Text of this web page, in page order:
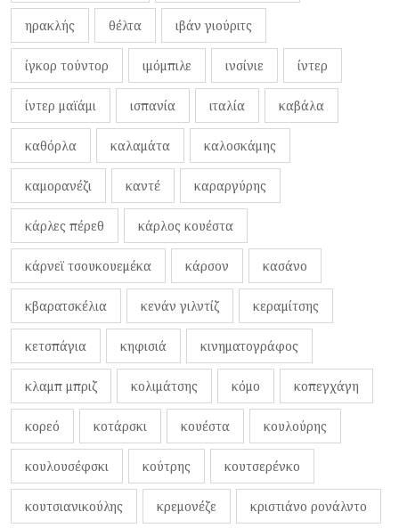
ηρακλής θέλτα ιβάν γιούριτς
ίγκορ τούντορ ιμόμπιλε ινσίνιε ίντερ
ίντερ μαϊάμι ισπανία ιταλία καβάλα
καθόρλα καλαμάτα καλοσκάμης
καμορανέζι καντέ καραργύρης
κάρλες πέρεθ κάρλος κουέστα
κάρνεϊ τσουκουεμέκα κάρσον κασάνο
κβαρατσκέλια κενάν γιλντίζ κεραμίτσης
κετσπάγια κηφισιά κινηματογράφος
κλαμπ μπριζ κολιμάτσης κόμο κοπεγχάγη
κορεό κοτάρσκι κουέστα κουλούρης
κουλουσέφσκι κούτρης κουτσερένκο
κουτσιανικούλης κρεμονέζε κριστιάνο ρονάλντο